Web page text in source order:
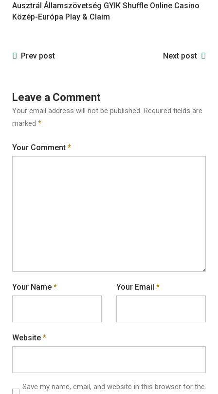
Ausztrál Államszövetség GYIK Shuffle Online Casino
Közép-Európa Play & Claim
Prev post Next post
Leave a Comment
Your email address will not be published. Required fields are
marked *
Your Comment *
Your Name * Your Email *
Website *
Save my name, email, and website in this browser for the